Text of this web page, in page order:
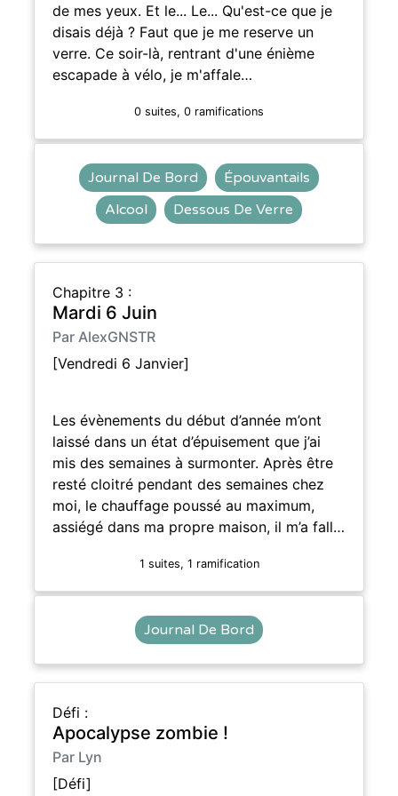
de mes yeux. Et le... Le... Qu'est-ce que je
disais déjà ? Faut que je me reserve un
verre. Ce soir-là, rentrant d'une énième
escapade à vélo, je m'affale…
0 suites, 0 ramifications
Journal De Bord
Épouvantails
Alcool
Dessous De Verre
Chapitre 3 :
Mardi 6 Juin
Par AlexGNSTR
[Vendredi 6 Janvier]
Les évènements du début d’année m’ont
laissé dans un état d’épuisement que j’ai
mis des semaines à surmonter. Après être
resté cloitré pendant des semaines chez
moi, le chauffage poussé au maximum,
assiégé dans ma propre maison, il m’a fall…
1 suites, 1 ramification
Journal De Bord
Défi :
Apocalypse zombie !
Par Lyn
[Défi]